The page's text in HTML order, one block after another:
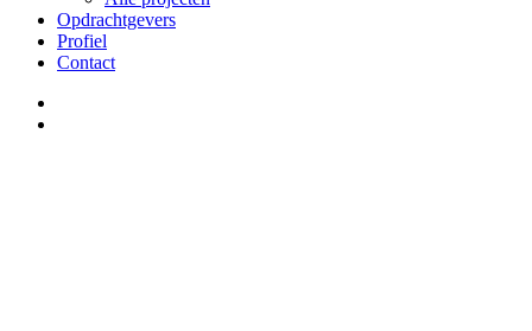
Opdrachtgevers
Profiel
Contact